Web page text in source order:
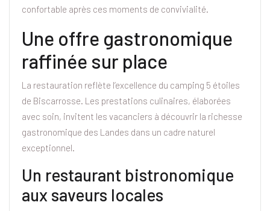
confortable après ces moments de convivialité.
Une offre gastronomique
raffinée sur place
La restauration reflète l’excellence du camping 5 étoiles
de Biscarrosse. Les prestations culinaires, élaborées
avec soin, invitent les vacanciers à découvrir la richesse
gastronomique des Landes dans un cadre naturel
exceptionnel.
Un restaurant bistronomique
aux saveurs locales